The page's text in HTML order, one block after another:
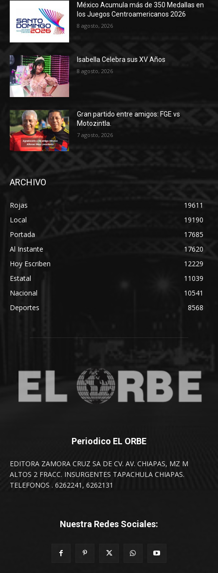
México Acumula más de 350 Medallas en
los Juegos Centroamericanos 2026
8 agosto, 2026
Isabella Celebra sus XV Años
8 agosto, 2026
Gran partido entre amigos: FGE vs
Motozintla.
7 agosto, 2026
ARCHIVO
Rojas
19611
Local
19190
Portada
17685
Al Instante
17620
Hoy Escriben
12229
Estatal
11039
Nacional
10541
Deportes
8568
Periodico EL ORBE
EDITORA ZAMORA CRUZ SA DE CV. AV. CHIAPAS, MZ M
ALTOS 2 FRACC. INSURGENTES TAPACHULA CHIAPAS.
TELEFONOS . 6262241, 6262131
Nuestra Redes Sociales: